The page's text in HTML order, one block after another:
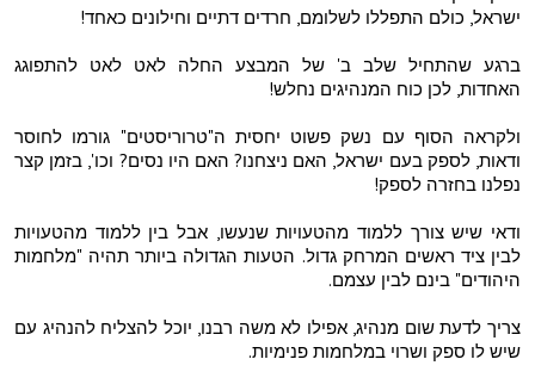
ישראל, כולם התפללו לשלומם, חרדים דתיים וחילונים כאחד!
ברגע שהתחיל שלב ב' של המבצע החלה לאט לאט להתפוגג
האחדות, לכן כוח המנהיגים נחלש!
ולקראה הסוף עם נשק פשוט יחסית ה"טרוריסטים" גורמו לחוסר
ודאות, לספק בעם ישראל, האם ניצחנו? האם היו נסים? וכו', בזמן קצר
נפלנו בחזרה לספק!
ודאי שיש צורך ללמוד מהטעויות שנעשו, אבל בין ללמוד מהטעויות
לבין ציד ראשים המרחק גדול. הטעות הגדולה ביותר תהיה "מלחמות
היהודים" בינם לבין עצמם.
צריך לדעת שום מנהיג, אפילו לא משה רבנו, יוכל להצליח להנהיג עם
שיש לו ספק ושרוי במלחמות פנימיות.